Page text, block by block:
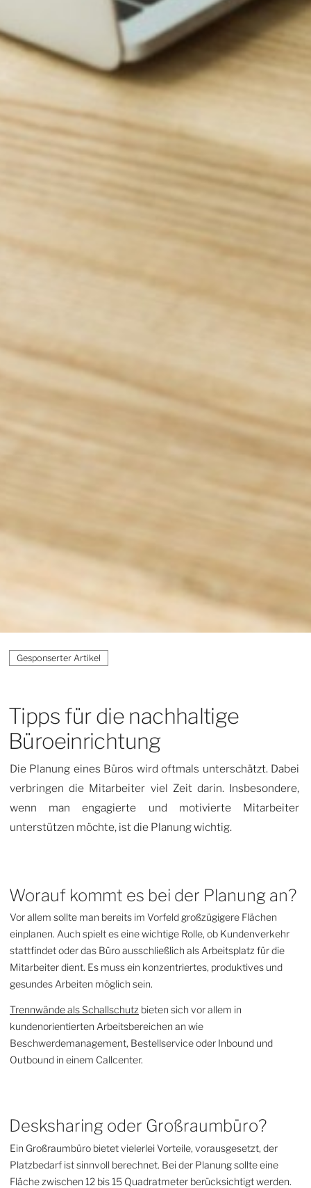
Tipps für die nachhaltige
Büroeinrichtung
Die Planung eines Büros wird oftmals unterschätzt. Dabei
verbringen die Mitarbeiter viel Zeit darin. Insbesondere,
wenn man engagierte und motivierte Mitarbeiter
unterstützen möchte, ist die Planung wichtig.
Worauf kommt es bei der Planung an?
Vor allem sollte man bereits im Vorfeld großzügigere Flächen
einplanen. Auch spielt es eine wichtige Rolle, ob Kundenverkehr
stattfindet oder das Büro ausschließlich als Arbeitsplatz für die
Mitarbeiter dient. Es muss ein konzentriertes, produktives und
gesundes Arbeiten möglich sein.
Trennwände als Schallschutz bieten sich vor allem in
kundenorientierten Arbeitsbereichen an wie
Beschwerdemanagement, Bestellservice oder Inbound und
Outbound in einem Callcenter.
Desksharing oder Großraumbüro?
Ein Großraumbüro bietet vielerlei Vorteile, vorausgesetzt, der
Platzbedarf ist sinnvoll berechnet. Bei der Planung sollte eine
Fläche zwischen 12 bis 15 Quadratmeter berücksichtigt werden.